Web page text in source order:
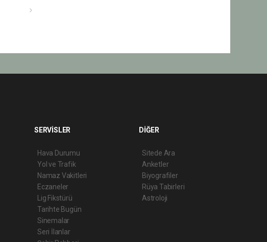
SERVİSLER
Hava Durumu
Yol ve Trafik
Namaz Vakitleri
Eczaneler
Lig Fikstürü
Tarihte Bugün
Sinemalar
Seri İlanlar
DİĞER
Sitede Ara
Anketler
Biyografiler
Rüya Tabirleri
Astroloji